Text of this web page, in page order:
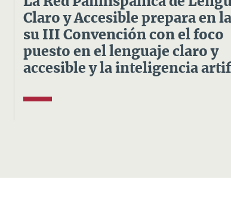
Claro y Accesible prepara en
su III Convención con el foco
puesto en el lenguaje claro y
accesible y la inteligencia